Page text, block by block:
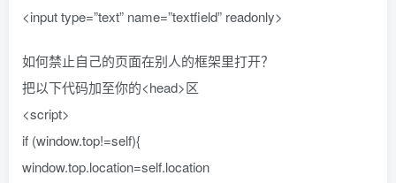
<input type=”text” name=”textfield” readonly>
如何禁止自己的页面在别人的框架里打开？
把以下代码加至你的<head>区
<script>
if (window.top!=self){
window.top.location=self.location